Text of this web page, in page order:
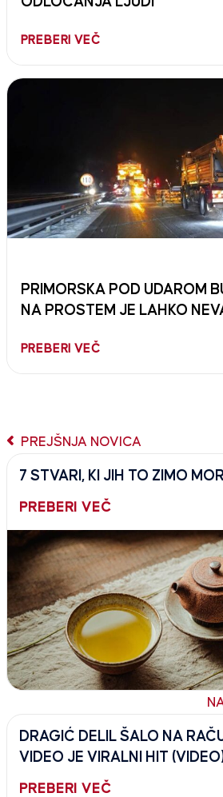
PREBERI VEČ
PRIMORSKA POD UDAROM
NA PROSTEM JE LAHKO
PREBERI VEČ
PREJŠNJA NOVICA
7 STVARI, KI JIH TO ZIMO
PREBERI VEČ
DRAGIĆ DELIL ŠALO NA
VIDEO JE VIRALNI HIT
PREBERI VEČ